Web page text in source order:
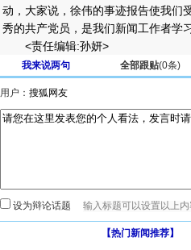
动，大家说，徐伟的事迹报告使我们
秀的共产党员，是我们新闻工作者学
<责任编辑:孙妍>
我来说两句 全部跟贴(0条)
用户：
设为辩论话题
【热门新闻推荐】